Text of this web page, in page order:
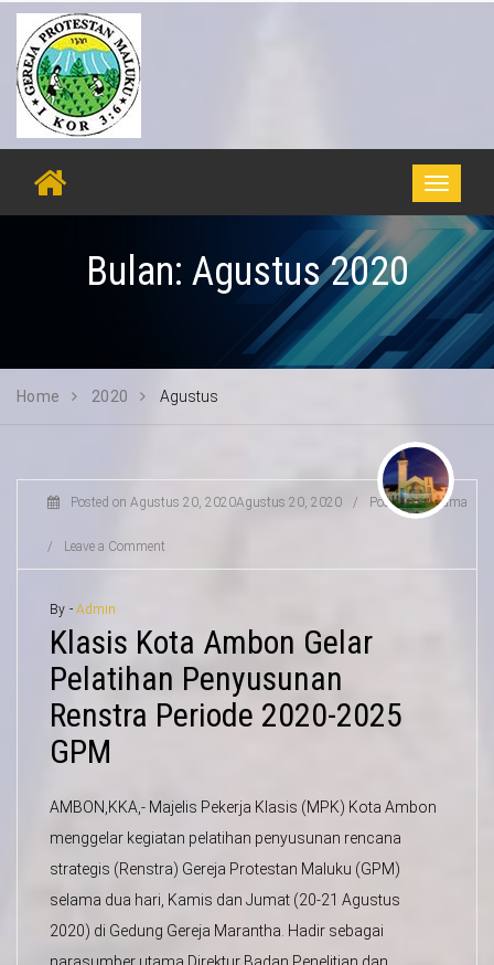
Toggle
Bulan: Agustus 2020
Home 2020 Agustus
Posted on Agustus 20, 2020Agustus 20, 2020 / Posted inAgama
/ Leave a Comment
By - Admin
Klasis Kota Ambon Gelar
Pelatihan Penyusunan
Renstra Periode 2020-2025
GPM
AMBON,KKA,- Majelis Pekerja Klasis (MPK) Kota Ambon
menggelar kegiatan pelatihan penyusunan rencana
strategis (Renstra) Gereja Protestan Maluku (GPM)
selama dua hari, Kamis dan Jumat (20-21 Agustus
2020) di Gedung Gereja Marantha. Hadir sebagai